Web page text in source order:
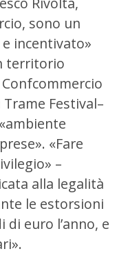
sono un
incentivato»
territorio
Festival–
«Fare
–
alla legalità
le estorsioni
euro l’anno, e